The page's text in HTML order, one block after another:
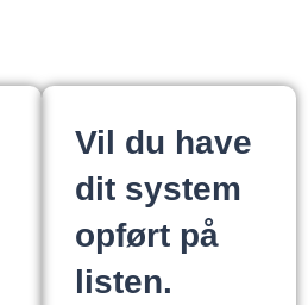
Vil du have
dit system
opført på
listen.